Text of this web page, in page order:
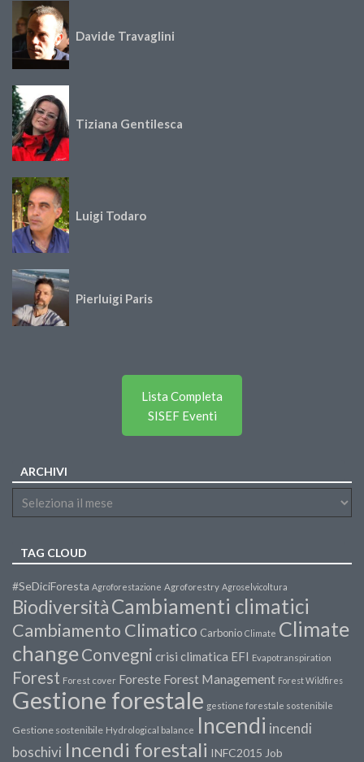
Davide Travaglini
Tiziana Gentilesca
Luigi Todaro
Pierluigi Paris
Lista Completa
SISEF Eventi
ARCHIVI
TAG CLOUD
#SeDiciForesta Agroforestazione Agroforestry Agroselvicoltura
BiodiversitàCambiamenti climatici
Cambiamento Climatico Carbonio Climate Climate
changeConvegni crisi climatica EFI Evapotranspiration
Forest Forest cover Foreste Forest Management Forest Wildfires
Gestione forestale gestione forestale sostenibile
Gestione sostenibile Hydrological balance Incendi incendi
boschivi Incendi forestali INFC2015 Job